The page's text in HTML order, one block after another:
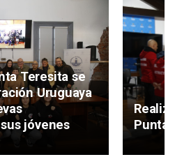
Teresita se
Uruguaya
jóvenes
Punta